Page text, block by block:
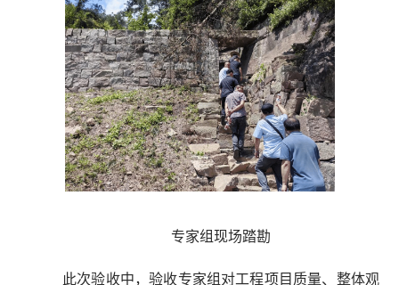
专家组现场踏勘
此次验收中，验收专家组对工程项目质量、整体观